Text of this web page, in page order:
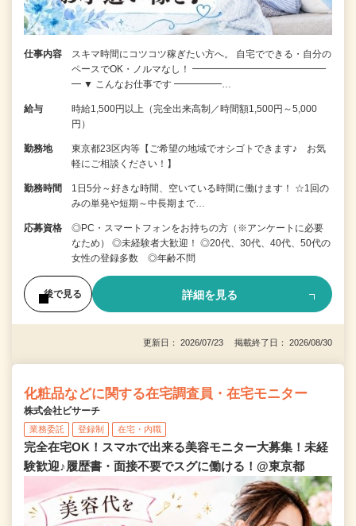
仕事内容
スキマ時間にコツコツ稼ぎたい方へ。 自宅でできる・自分の
ペースでOK・ノルマなし！ ━━━━━━━━━━━━━━
━ ▼ こんなお仕事です ━━━━━…
給与
時給1,500円以上（完全出来高制／時間額1,500円～5,000
円）
勤務地
東京都23区内等【ご希望の地域でオシゴトできます♪ お気
軽にご相談ください！】
勤務時間
1日5分～好きな時間、空いている時間に働けます！ ☆1回の
みの単発や短期～中長期まで…
応募資格
◎PC・スマートフォンをお持ちの方（※アンケートに必要
なため） ◎未経験者大歓迎！ ◎20代、30代、40代、50代の
女性の登録多数 ◎年齢不問
後で見る 詳細を見る
更新日： 2026/07/23 掲載終了日： 2026/08/30
化粧品などに関する在宅調査員・在宅モニター
株式会社ビサーチ
業務委託 登録制 在宅・内職
完全在宅OK！スマホで出来る美容モニター大募集！未経
験歓迎♪履歴書・面接不要でスグに働ける！@東京都